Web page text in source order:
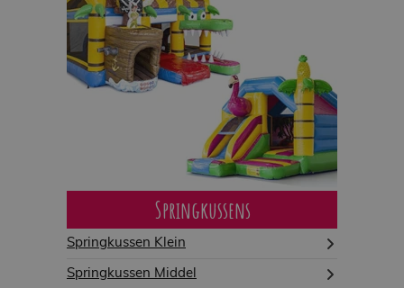
Springkussens
Springkussen Klein
Springkussen Middel